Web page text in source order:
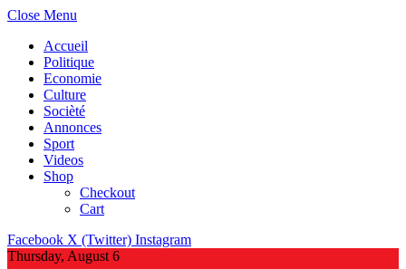
Close Menu
Accueil
Politique
Economie
Culture
Socièté
Annonces
Sport
Videos
Shop
Checkout
Cart
Facebook X (Twitter) Instagram
Thursday, August 6